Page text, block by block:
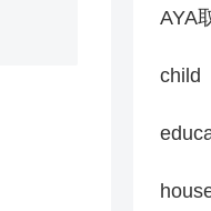
AYA
child